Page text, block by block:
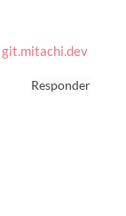
git.mitachi.dev
Responder